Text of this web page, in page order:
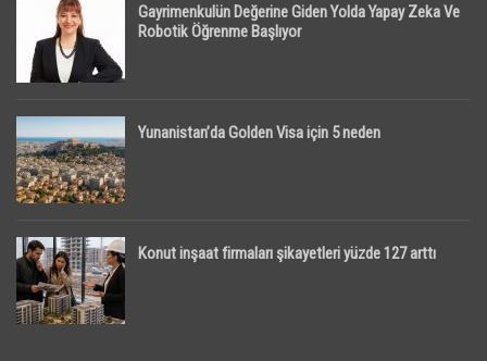
Gayrimenkulün Değerine Giden Yolda Yapay Zeka Ve
Robotik Öğrenme Başlıyor
Yunanistan’da Golden Visa için 5 neden
Konut inşaat firmaları şikayetleri yüzde 127 arttı